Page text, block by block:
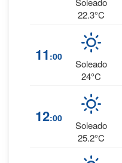
22.3°C
11 :00
Soleado
24°C
12:00
Soleado
25.2°C